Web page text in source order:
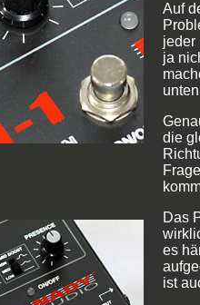
Auf
jeder
ja
die
Das
es
ist